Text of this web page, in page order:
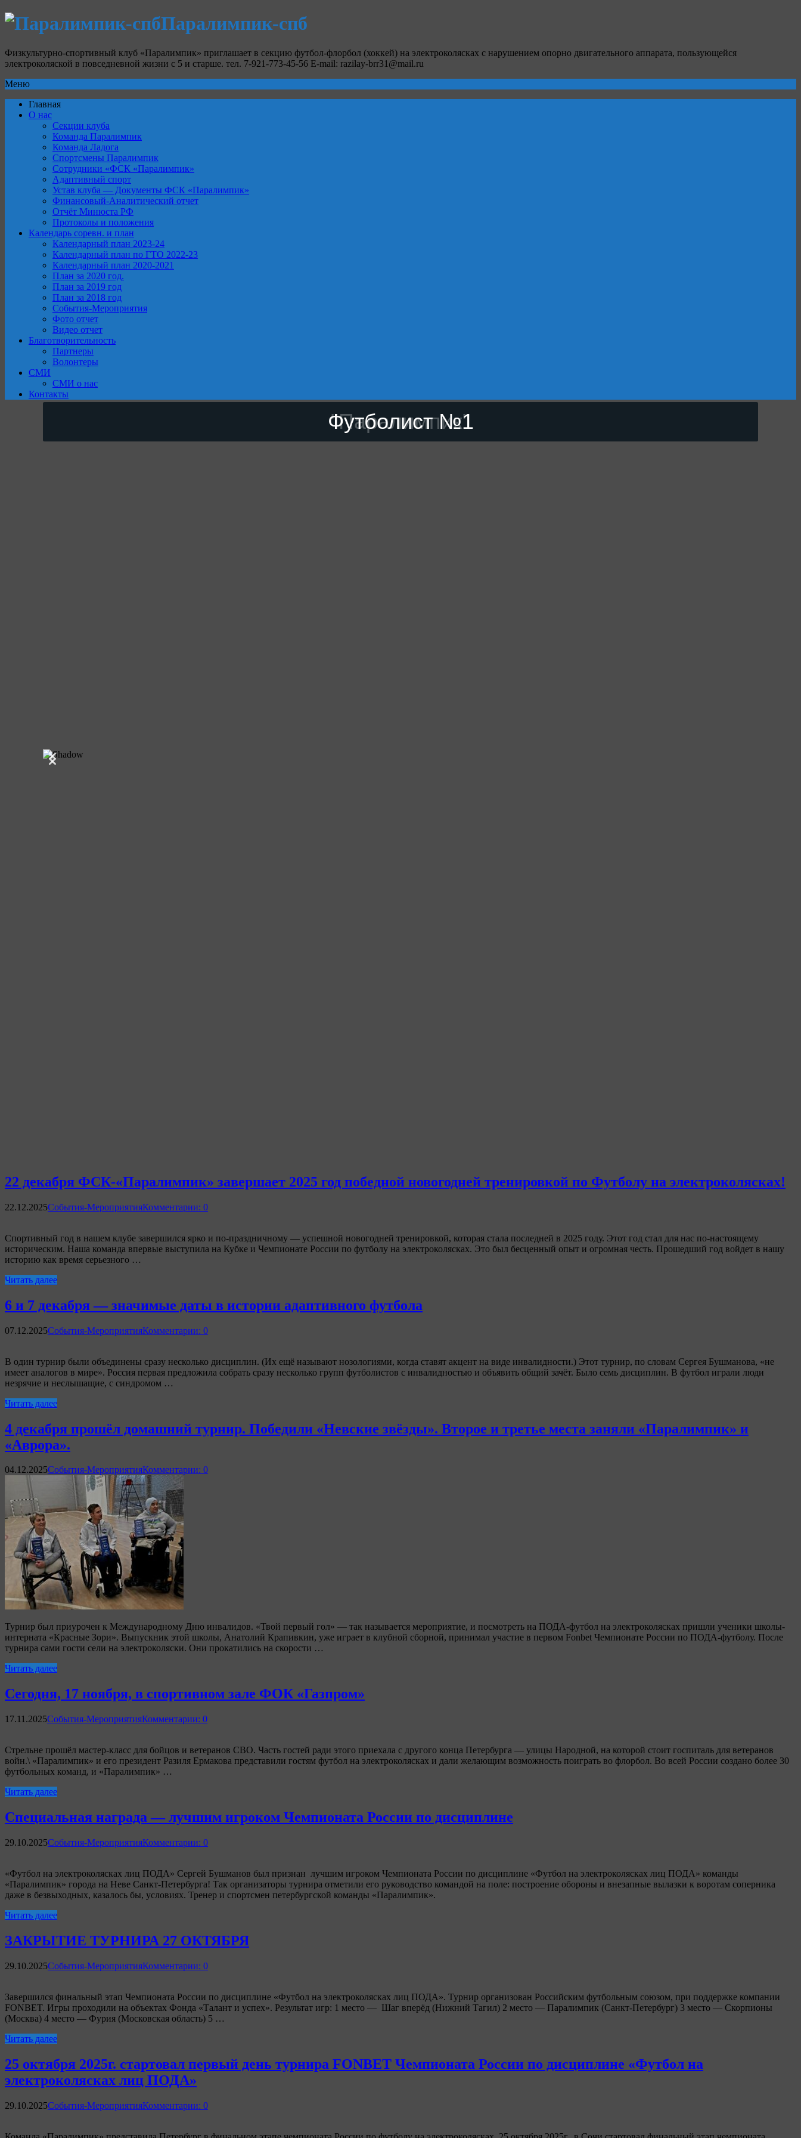
Паралимпик-спб
Физкультурно-спортивный клуб «Паралимпик» приглашает в секцию футбол-флорбол (хоккей) на электроколясках с нарушением опорно двигательного аппарата, пользующейся
электроколяской в повседневной жизни с 5 и старше. тел. 7-921-773-45-56 E-mail: razilay-brr31@mail.ru
Меню
Главная
О нас
Секции клуба
Команда Паралимпик
Команда Ладога
Спортсмены Паралимпик
Сотрудники «ФСК «Паралимпик»
Адаптивный спорт
Устав клуба — Документы ФСК «Паралимпик»
Финансовый-Аналитический отчет
Отчёт Минюста РФ
Протоколы и положения
Календарь соревн. и план
Календарный план 2023-24
Календарный план по ГТО 2022-23
Календарный план 2020-2021
План за 2020 год.
План за 2019 год
План за 2018 год
События-Мероприятия
Фото отчет
Видео отчет
Благотворительность
Партнеры
Волонтеры
СМИ
СМИ о нас
Контакты
"Паралимпик"
Футболист №1
22 декабря ФСК-«Паралимпик» завершает 2025 год победной новогодней тренировкой по Футболу на электроколясках!
22.12.2025События-МероприятияКомментарии: 0
Спортивный год в нашем клубе завершился ярко и по-праздничному — успешной новогодней тренировкой, которая стала последней в 2025 году. Этот год стал для нас по-настоящему
историческим. Наша команда впервые выступила на Кубке и Чемпионате России по футболу на электроколясках. Это был бесценный опыт и огромная честь. Прошедший год войдет в нашу
историю как время серьезного …
Читать далее
6 и 7 декабря — значимые даты в истории адаптивного футбола
07.12.2025События-МероприятияКомментарии: 0
В один турнир были объединены сразу несколько дисциплин. (Их ещё называют нозологиями, когда ставят акцент на виде инвалидности.) Этот турнир, по словам Сергея Бушманова, «не
имеет аналогов в мире». Россия первая предложила собрать сразу несколько групп футболистов с инвалидностью и объявить общий зачёт. Было семь дисциплин. В футбол играли люди
незрячие и неслышащие, с синдромом …
Читать далее
4 декабря прошёл домашний турнир. Победили «Невские звёзды». Второе и третье места заняли «Паралимпик» и
«Аврора».
04.12.2025События-МероприятияКомментарии: 0
Турнир был приурочен к Международному Дню инвалидов. «Твой первый гол» — так называется мероприятие, и посмотреть на ПОДА-футбол на электроколясках пришли ученики школы-
интерната «Красные Зори». Выпускник этой школы, Анатолий Крапивкин, уже играет в клубной сборной, принимал участие в первом Fonbet Чемпионате России по ПОДА-футболу. После
турнира сами гости сели на электроколяски. Они прокатились на скорости …
Читать далее
Сегодня, 17 ноября, в спортивном зале ФОК «Газпром»
17.11.2025События-МероприятияКомментарии: 0
Стрельне прошёл мастер-класс для бойцов и ветеранов СВО. Часть гостей ради этого приехала с другого конца Петербурга — улицы Народной, на которой стоит госпиталь для ветеранов
войн.\ «Паралимпик» и его президент Разиля Ермакова представили гостям футбол на электроколясках и дали желающим возможность поиграть во флорбол. Во всей России создано более 30
футбольных команд, и «Паралимпик» …
Читать далее
Специальная награда — лучшим игроком Чемпионата России по дисциплине
29.10.2025События-МероприятияКомментарии: 0
«Футбол на электроколясках лиц ПОДА» Сергей Бушманов был признан лучшим игроком Чемпионата России по дисциплине «Футбол на электроколясках лиц ПОДА» команды
«Паралимпик» города на Неве Санкт-Петербурга! Так организаторы турнира отметили его руководство командой на поле: построение обороны и внезапные вылазки к воротам соперника
даже в безвыходных, казалось бы, условиях. Тренер и спортсмен петербургской команды «Паралимпик».
Читать далее
ЗАКРЫТИЕ ТУРНИРА 27 ОКТЯБРЯ
29.10.2025События-МероприятияКомментарии: 0
Завершился финальный этап Чемпионата России по дисциплине «Футбол на электроколясках лиц ПОДА». Турнир организован Российским футбольным союзом, при поддержке компании
FONBET. Игры проходили на объектах Фонда «Талант и успех». Результат игр: 1 место — Шаг вперёд (Нижний Тагил) 2 место — Паралимпик (Санкт-Петербург) 3 место — Скорпионы
(Москва) 4 место — Фурия (Московская область) 5 …
Читать далее
25 октября 2025г. стартовал первый день турнира FONBET Чемпионата России по дисциплине «Футбол на
электроколясках лиц ПОДА»
29.10.2025События-МероприятияКомментарии: 0